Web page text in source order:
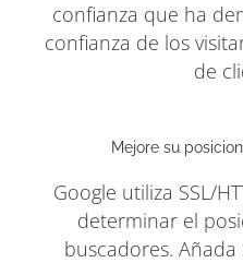
confianza que ha
confianza de los
de
Mejore su
Google utiliza SSL/
determinar el
buscadores. Añada